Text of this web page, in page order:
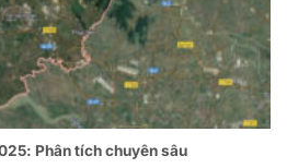
Phân tích chuyên sâu